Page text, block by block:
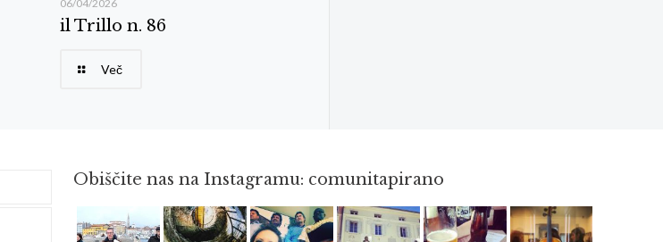
06/04/2026
il Trillo n. 86
Več
Obiščite nas na Instagramu: comunitapirano